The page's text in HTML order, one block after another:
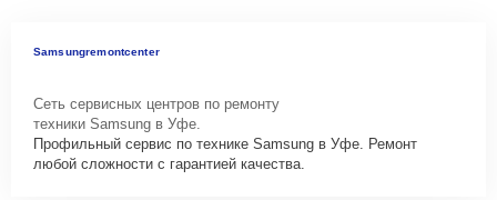
Samsungremontcenter
Сеть сервисных центров по ремонту
техники Samsung в Уфе.
Профильный сервис по технике Samsung в Уфе. Ремонт
любой сложности с гарантией качества.